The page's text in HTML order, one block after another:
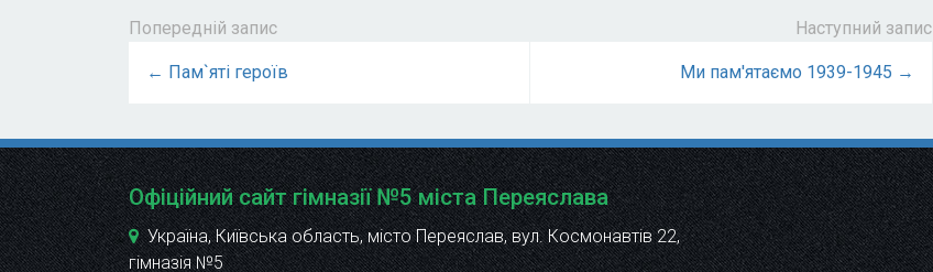
Попередній запис Наступний запис
← Пам`яті героїв Ми пам'ятаємо 1939-1945 →
Офіційний сайт гімназії №5 міста Переяслава
Україна, Київська область, місто Переяслав, вул. Космонавтів 22,
гімназія №5